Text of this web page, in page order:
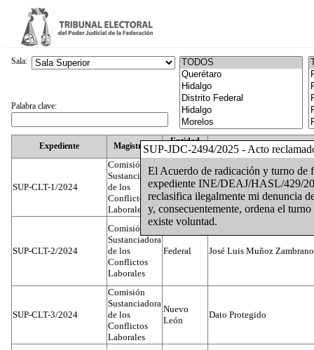
SUP-JDC-2494/2025 - Acto
El Acuerdo de radicación y turno de
expediente INE/DEAJ/HASL/429/
reclasifica ilegalmente mi denuncia
y, consecuentemente, ordena el
existe voluntad.
Expediente Magistrado
Entidad
Federativa
SUP-CLT-1/2024
Comisión
Sustanciadora
de los
Conflictos
Laborales
Federal Juan José Serrato Velasco
SUP-CLT-2/2024
Comisión
Sustanciadora
de los
Conflictos
Laborales
Federal José Luis Muñoz Zambrano
SUP-CLT-3/2024
Comisión
Sustanciadora
de los
Conflictos
Laborales
Nuevo
León
Dato Protegido
Sala:
Palabra clave: